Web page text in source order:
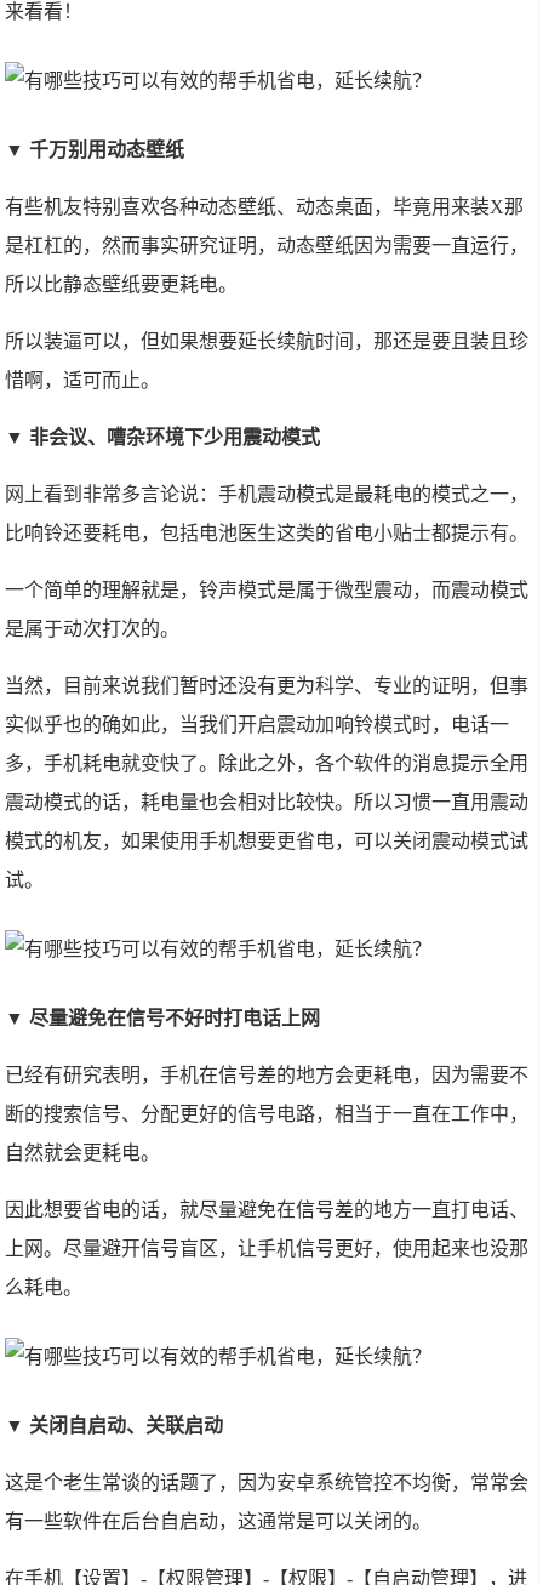
来看看！
▼ 千万别用动态壁纸
有些机友特别喜欢各种动态壁纸、动态桌面，毕竟用来装X那
是杠杠的，然而事实研究证明，动态壁纸因为需要一直运行，
所以比静态壁纸要更耗电。
所以装逼可以，但如果想要延长续航时间，那还是要且装且珍
惜啊，适可而止。
▼ 非会议、嘈杂环境下少用震动模式
网上看到非常多言论说：手机震动模式是最耗电的模式之一，
比响铃还要耗电，包括电池医生这类的省电小贴士都提示有。
一个简单的理解就是，铃声模式是属于微型震动，而震动模式
是属于动次打次的。
当然，目前来说我们暂时还没有更为科学、专业的证明，但事
实似乎也的确如此，当我们开启震动加响铃模式时，电话一
多，手机耗电就变快了。除此之外，各个软件的消息提示全用
震动模式的话，耗电量也会相对比较快。所以习惯一直用震动
模式的机友，如果使用手机想要更省电，可以关闭震动模式试
试。
▼ 尽量避免在信号不好时打电话上网
已经有研究表明，手机在信号差的地方会更耗电，因为需要不
断的搜索信号、分配更好的信号电路，相当于一直在工作中，
自然就会更耗电。
因此想要省电的话，就尽量避免在信号差的地方一直打电话、
上网。尽量避开信号盲区，让手机信号更好，使用起来也没那
么耗电。
▼ 关闭自启动、关联启动
这是个老生常谈的话题了，因为安卓系统管控不均衡，常常会
有一些软件在后台自启动，这通常是可以关闭的。
在手机【设置】-【权限管理】-【权限】-【自启动管理】，进